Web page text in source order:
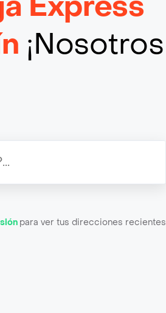
¡Nosotros
para ver tus direcciones recientes